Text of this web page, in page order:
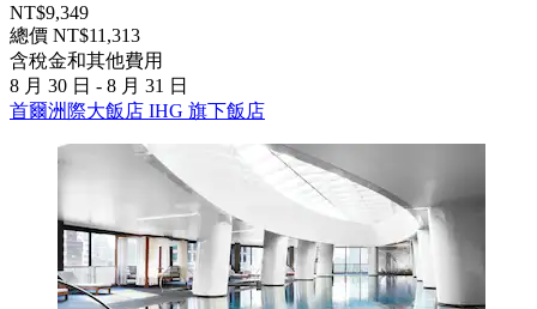
NT$9,349
總價 NT$11,313
含稅金和其他費用
8 月 30 日 - 8 月 31 日
首爾洲際大飯店 IHG 旗下飯店